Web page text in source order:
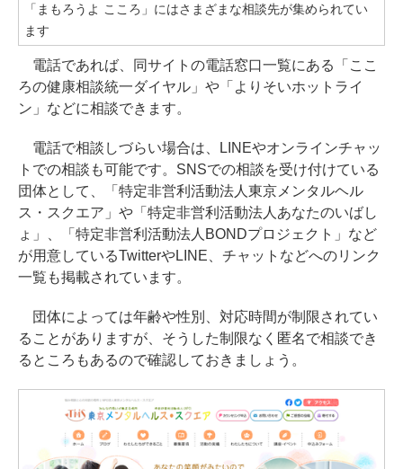
「まもろうよ こころ」にはさまざまな相談先が集められてい
ます
電話であれば、同サイトの電話窓口一覧にある「ここ
ろの健康相談統一ダイヤル」や「よりそいホットライ
ン」などに相談できます。
電話で相談しづらい場合は、LINEやオンラインチャッ
トでの相談も可能です。SNSでの相談を受け付けている
団体として、「特定非営利活動法人東京メンタルヘル
ス・スクエア」や「特定非営利活動法人あなたのいばし
ょ」、「特定非営利活動法人BONDプロジェクト」など
が用意しているTwitterやLINE、チャットなどへのリンク
一覧も掲載されています。
団体によっては年齢や性別、対応時間が制限されてい
ることがありますが、そうした制限なく匿名で相談でき
るところもあるので確認しておきましょう。